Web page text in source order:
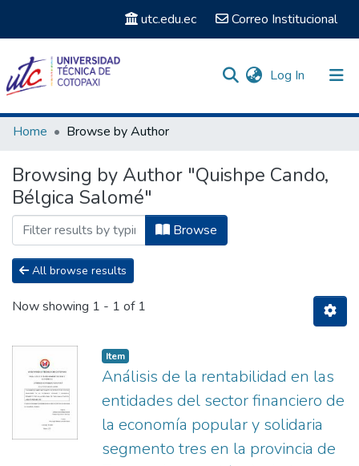
utc.edu.ec Correo Institucional
Log In (current)
Communities & Collections
Home Browse by Author
Browsing by Author "Quishpe Cando,
Bélgica Salomé"
Browse
All browse results
Now showing 1 - 1 of 1
Item
Análisis de la rentabilidad en las
entidades del sector financiero de
la economía popular y solidaria
segmento tres en la provincia de